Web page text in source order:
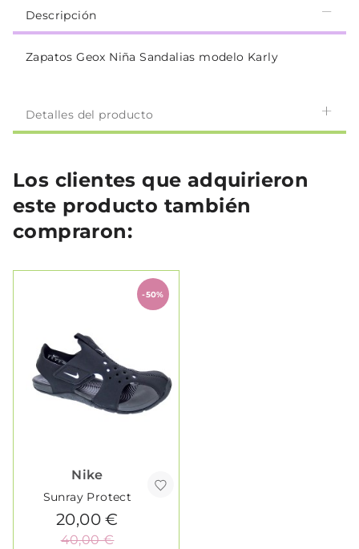
Descripción
Zapatos Geox Niña Sandalias modelo Karly
Detalles del producto
Los clientes que adquirieron
este producto también
compraron:
-50%
Nike
Sunray Protect
20,00 €
40,00 €